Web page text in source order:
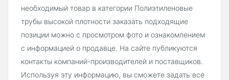
необходимый товар в категории Полиэтиленовые
трубы высокой плотности заказать подходящие
позиции можно с просмотром фото и ознакомлением
с информацией о продавце. На сайте публикуются
контакты компаний-производителей и поставщиков.
Используя эту информацию, вы сможете задать все